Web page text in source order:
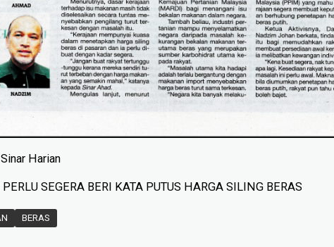
Harian
SEGERA BERI KATA PUTUS HARGA SILING BERAS
BERAS